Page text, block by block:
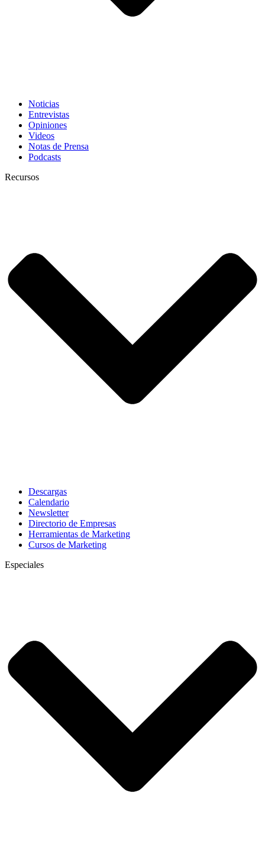
Noticias
Entrevistas
Opiniones
Videos
Notas de Prensa
Podcasts
Recursos
Descargas
Calendario
Newsletter
Directorio de Empresas
Herramientas de Marketing
Cursos de Marketing
Especiales